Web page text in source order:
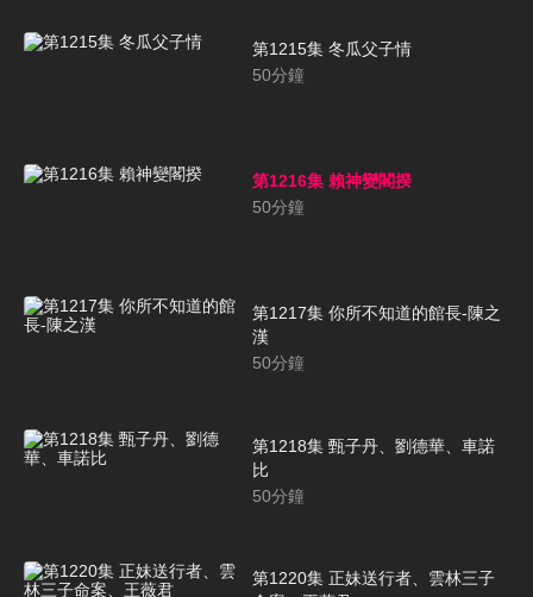
第1215集 冬瓜父子情
50分鐘
第1216集 賴神變閣揆
50分鐘
第1217集 你所不知道的館長-陳之
漢
50分鐘
第1218集 甄子丹、劉德華、車諾
比
50分鐘
第1220集 正妹送行者、雲林三子